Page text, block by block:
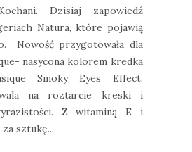
Dzisiaj zapowiedź
Natura, które pojawią
Nowość przygotowała dla
nasycona kolorem kredka
Smoky Eyes Effect.
na roztarcie kreski i
Z witaminą E i
sztukę...